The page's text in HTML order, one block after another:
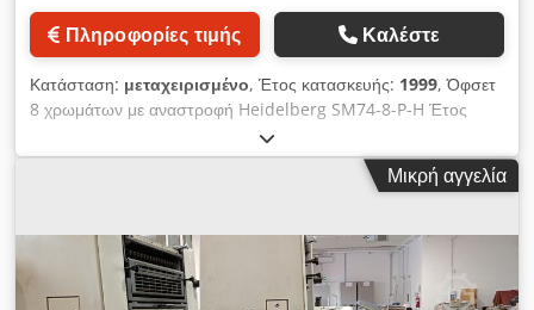
Πληροφορίες τιμής Καλέστε
Κατάσταση: μεταχειρισμένο, Έτος κατασκευής: 1999, Όφσετ
8 χρωμάτων με αναστροφή Heidelberg SM74-8-P-H Έτος
κατασκευής: 1999 Αριθμός εκτυπώσεων (εκατ.): 247 Έλεγχος
μηχανής - CP 2000 Τροφοδότης - Preset τροφοδότης -
Τραπέζι με ιμάντες αναρρόφησης - Έλεγχος διπλού φύλλου -
Αριθμός εκτυπωτικών μονάδων: 8 - Μηχανή με αναστροφή:
8/0, 4/4 - AutoPlate Dedpfx Ajzdcx Asaiekr - Alcolor σύστημα
ύγρανσης - Αυτόματος καθαρισμός μελανόκυλινδρων -
Μικρή αγγελία